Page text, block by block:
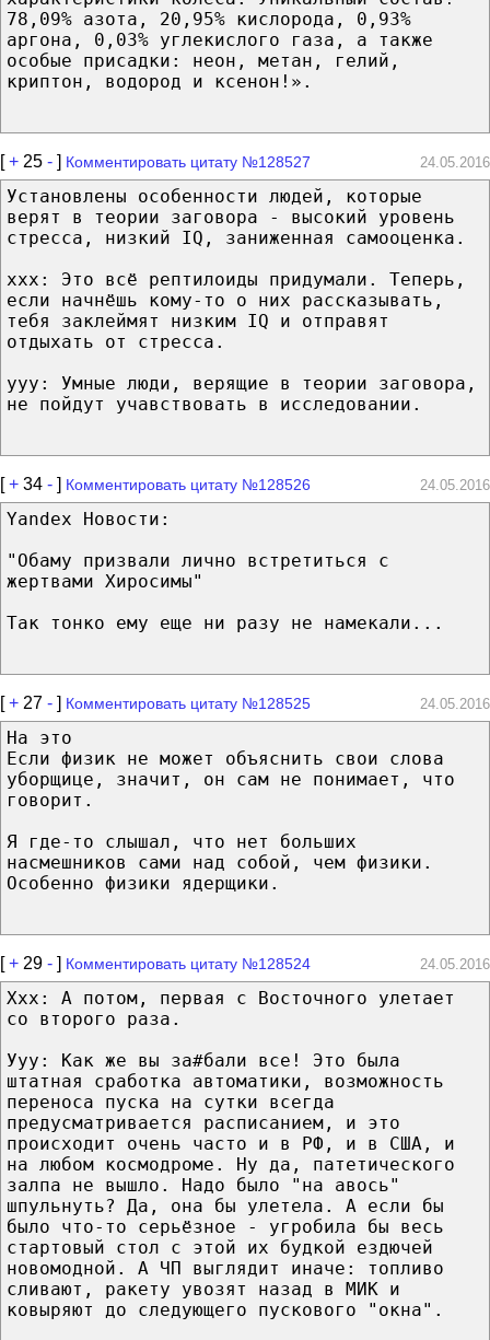
78,09% азота, 20,95% кислорода, 0,93%
аргона, 0,03% углекислого газа, а также
особые присадки: неон, метан, гелий,
криптон, водород и ксенон!».
[+ 25 - ] Комментировать цитату №128527 24.05.2016
Установлены особенности людей, которые
верят в теории заговора - высокий уровень
стресса, низкий IQ, заниженная самооценка.
xxx: Это всё рептилоиды придумали. Теперь,
если начнёшь кому-то о них рассказывать,
тебя заклеймят низким IQ и отправят
отдыхать от стресса.
yyy: Умные люди, верящие в теории заговора,
не пойдут учавствовать в исследовании.
[+ 34 - ] Комментировать цитату №128526 24.05.2016
Yandex Новости:
"Обаму призвали лично встретиться с
жертвами Хиросимы"
Так тонко ему еще ни разу не намекали...
[+ 27 - ] Комментировать цитату №128525 24.05.2016
На это
Если физик не может объяснить свои слова
уборщице, значит, он сам не понимает, что
говорит.
Я где-то слышал, что нет больших
насмешников сами над собой, чем физики.
Особенно физики ядерщики.
[+ 29 - ] Комментировать цитату №128524 24.05.2016
Ххх: А потом, первая с Восточного улетает
со второго раза.
Ууу: Как же вы за#бали все! Это была
штатная сработка автоматики, возможность
переноса пуска на сутки всегда
предусматривается расписанием, и это
происходит очень часто и в РФ, и в США, и
на любом космодроме. Ну да, патетического
залпа не вышло. Надо было "на авось"
шпульнуть? Да, она бы улетела. А если бы
было что-то серьёзное - угробила бы весь
стартовый стол с этой их будкой ездючей
новомодной. А ЧП выглядит иначе: топливо
сливают, ракету увозят назад в МИК и
ковыряют до следующего пускового "окна".